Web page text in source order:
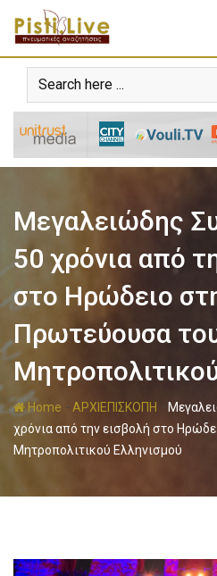
Μεγαλειώδης
50 χρόνια από
στο Ηρώδειο
Πρωτεύουσα
Home - ΑΡΧΙΕΠΙΣΚΟΠΗ -
χρόνια από την εισβολή στο
Μητροπολιτικού Ελληνισμού